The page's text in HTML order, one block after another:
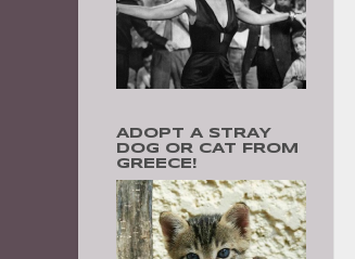
ADOPT A STRAY
DOG OR CAT FROM
GREECE!